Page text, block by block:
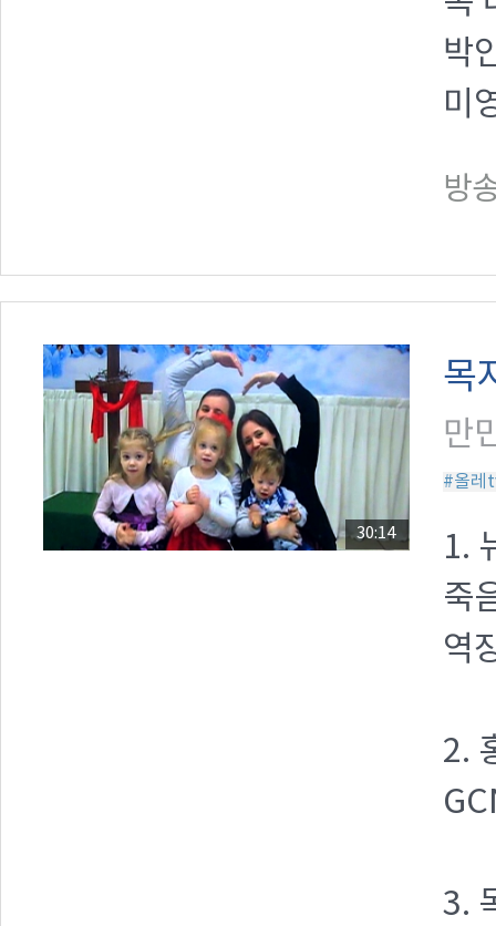
박
미
방
30:14
목
만
#올레
1.
죽
역
2.
3.